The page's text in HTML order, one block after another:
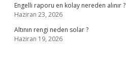
Engelli raporu en kolay nereden alınır ?
Haziran 23, 2026
Altının rengi neden solar ?
Haziran 19, 2026